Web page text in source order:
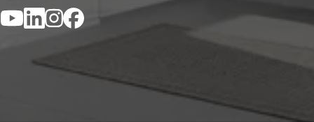
YouTubeLinkedIn
Instagram
Facebook